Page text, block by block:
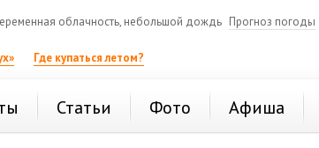
облачность, небольшой дождь Прогноз погоды
Где купаться летом?
Статьи Фото Афиша